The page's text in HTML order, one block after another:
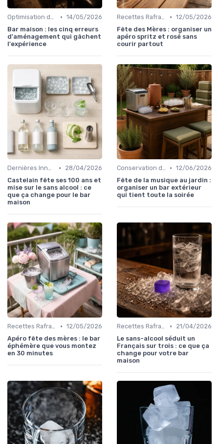
Optimisation de Production • 14/05/2026
Bar maison : les cinq erreurs
d'aménagement qui gâchent
l'expérience
Recettes Rafraîchissantes • 12/05/2026
Fête des Mères : organiser un
apéro spritz et rosé sans
courir partout
Dernières Innovations •
28/04/2026
Castelain fête ses 100 ans et
mise sur le sans alcool : ce
que ça change pour le bar
maison
Conservation des Glaçons • 12/06/2026
Fête de la musique au jardin :
organiser un bar extérieur
qui tient toute la soirée
Recettes Rafraîchissantes • 12/05/2026
Apéro fête des mères : le bar
éphémère que vous montez
en 30 minutes
Recettes Rafraîchissantes •
21/04/2026
Le sans-alcool séduit un
Français sur trois : ce que ça
change pour votre bar
maison